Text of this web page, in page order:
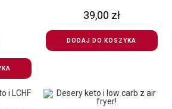
39,00 zł
DODAJ DO KOSZYKA